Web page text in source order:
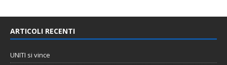
ARTICOLI RECENTI
UNITI si vince